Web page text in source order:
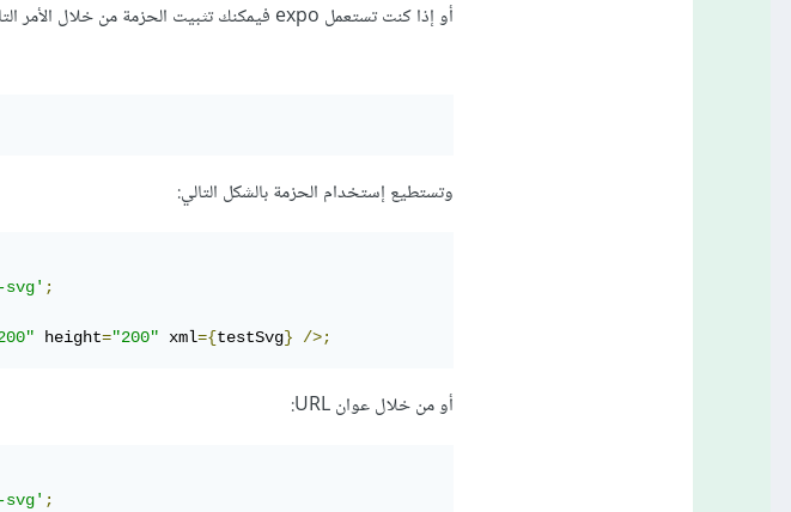
أو إذا كنت تستعمل expo فيمكنك تثبيت الحزمة من خلال الأمر التالي فقط:
وتستطيع إستخدام الحزمة بالشكل التالي:
;
height="200" xml={testSvg} />;
أو من خلال عوان URL:
;